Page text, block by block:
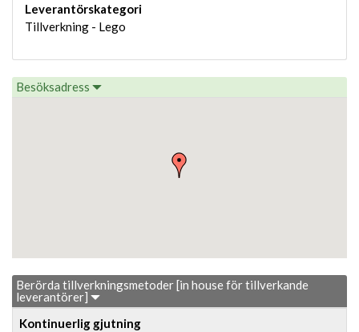
Leverantörskategori
Tillverkning - Lego
Besöksadress
Berörda tillverkningsmetoder [in house för tillverkande
leverantörer]
Kontinuerlig gjutning